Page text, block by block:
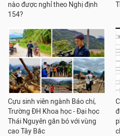
nào được nghỉ theo Nghị định
154?
Cựu sinh viên ngành Báo chí,
Trường ĐH Khoa học - Đại học
Thái Nguyên gắn bó với vùng
cao Tây Bắc